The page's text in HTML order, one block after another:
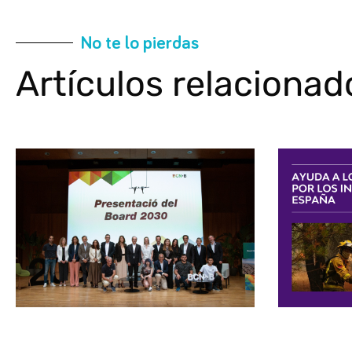
No te lo pierdas
Artículos